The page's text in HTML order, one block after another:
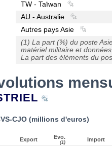
TW - Taïwan
AU - Australie
Autres pays Asie
(1) La part (%) du poste
matériel militaire et
La part des éléments du
CJO (millions d'euros)
Export Evo.
(1) Import